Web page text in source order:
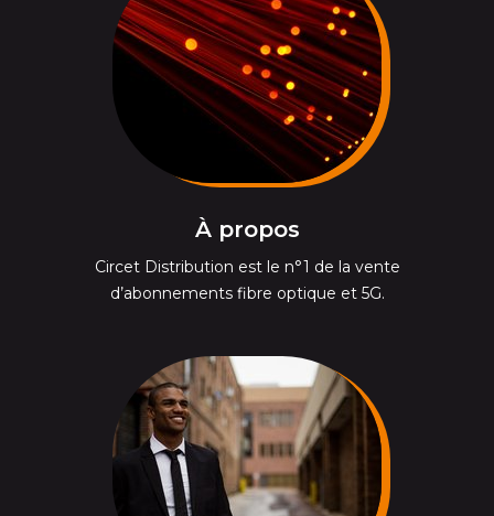
À propos
Circet Distribution est le n°1 de la vente
d’abonnements fibre optique et 5G.